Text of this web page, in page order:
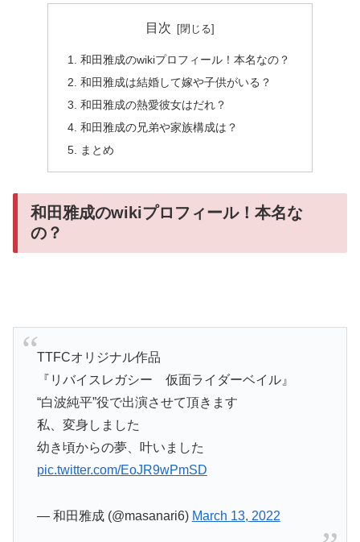
目次
和田雅成のwikiプロフィール！本名なの？
和田雅成は結婚して嫁や子供がいる？
和田雅成の熱愛彼女はだれ？
和田雅成の兄弟や家族構成は？
まとめ
和田雅成のwikiプロフィール！本名な
の？
TTFCオリジナル作品
『リバイスレガシー 仮面ライダーベイル』
“白波純平”役で出演させて頂きます
私、変身しました
幼き頃からの夢、叶いました
pic.twitter.com/EoJR9wPmSD
— 和田雅成 (@masanari6) March 13, 2022